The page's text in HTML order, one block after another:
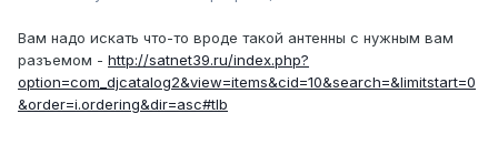
Вам надо искать что-то вроде такой антенны с нужным вам
разъемом - http://satnet39.ru/index.php?
option=com_djcatalog2&view=items&cid=10&search=&limitstart=0
&order=i.ordering&dir=asc#tlb